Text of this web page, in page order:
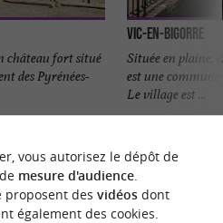
château fort situé
des Pyrénées-
Vic-en-Bigorre
Située en plaine,
est une
Le village est ...
vous autorisez le dépôt de
mesure d'audience.
proposent des vidéosdont
également des cookies.